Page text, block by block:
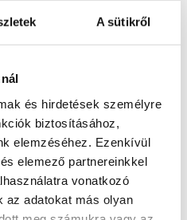
A sütikről
és hirdetések személyre
biztosításához,
elemzéséhez. Ezenkívül
elemező partnereinkkel
vonatkozó
az adatokat más olyan
költséget! 7 méterig
információkat az alábbi
en/